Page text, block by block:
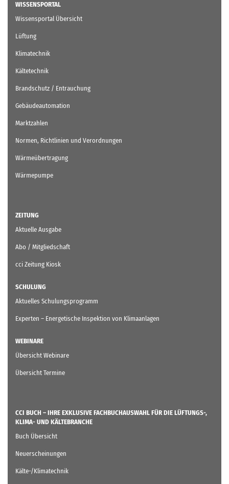
WISSENSPORTAL
Wissensportal Übersicht
Lüftung
Klimatechnik
Kältetechnik
Brandschutz / Entrauchung
Gebäudeautomation
Marktzahlen
Normen, Richtlinien und Verordnungen
Wärmeübertragung
Wärmepumpe
ZEITUNG
Aktuelle Ausgabe
Abo / Mitgliedschaft
cci Zeitung Kiosk
SCHULUNG
Aktuelles Schulungsprogramm
Experten – Energetische Inspektion von Klimaanlagen
WEBINARE
Übersicht Webinare
Übersicht Termine
CCI BUCH – IHRE EXKLUSIVE FACHBUCHAUSWAHL FÜR DIE LÜFTUNGS-,
KLIMA- UND KÄLTEBRANCHE
Buch Übersicht
Neuerscheinungen
Kälte-/Klimatechnik